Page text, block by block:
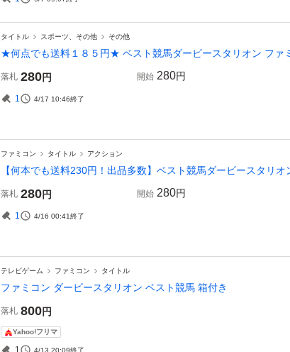
タイトル スポーツ、その他 その他
★何点でも送料１８５円★ ベスト競馬ダービースタリオン ファ
落札 280円 開始 280円
1 4/17 10:46終了
ファミコン タイトル アクション
【何本でも送料230円！出品多数】ベスト競馬ダービースタリ
落札 280円 開始 280円
1 4/16 00:41終了
テレビゲーム ファミコン タイトル
ファミコン ダービースタリオン ベスト競馬 箱付き
落札 800円
Yahoo!フリマ
1 4/13 20:09終了